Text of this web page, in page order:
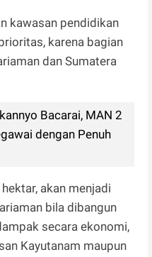
kawasan pendidikan
karena bagian
dan Sumatera
Bacarai, MAN 2
dengan Penuh
akan menjadi
bila dibangun
secara ekonomi,
Kayutanam maupun